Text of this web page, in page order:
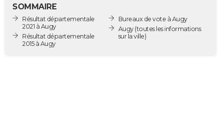
Destinations
City break
Voyage nature
Voyage de noces
Forum
Climat
GUIDES D'ACHAT
SOMMAIRE
Résultat départementale
2021 à Augy
Résultat départementale
2015 à Augy
Bureaux de vote à Augy
Augy(toutes les informations
sur la ville)